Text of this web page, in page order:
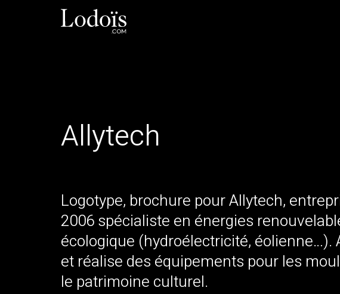
Allytech
Logotype, brochure pour Allytech,
2006 spécialiste en énergies
écologique (hydroélectricité, éolienne…).
et réalise des équipements pour les
le patrimoine culturel.